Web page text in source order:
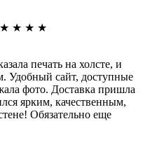
★ ★ ★ ★
печать на холсте, и
Удобный сайт, доступные
фото. Доставка пришла
ярким, качественным,
Обязательно еще